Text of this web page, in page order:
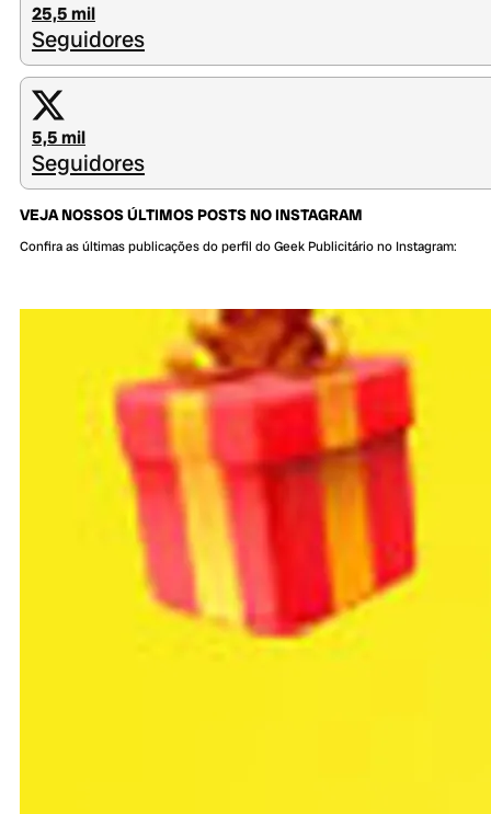
25,5 mil
Seguidores
5,5 mil
Seguidores
VEJA NOSSOS ÚLTIMOS POSTS NO INSTAGRAM
Confira as últimas publicações do perfil do Geek Publicitário no Instagram: